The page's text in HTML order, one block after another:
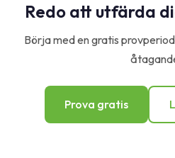
Redo att utfärda
Börja med en gratis
Prova gratis